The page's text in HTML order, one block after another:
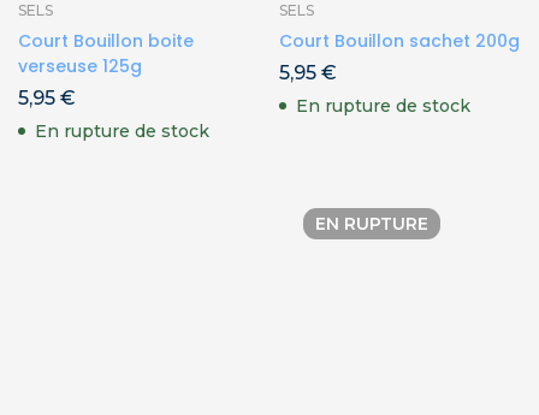
SELS
Court Bouillon boite
verseuse 125g
5,95 €
En rupture de stock
SELS
Court Bouillon sachet 200g
5,95 €
En rupture de stock
EN RUPTURE